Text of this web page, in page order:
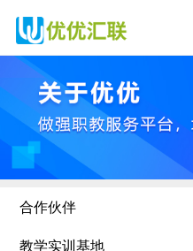
合作伙伴
教学实训基地